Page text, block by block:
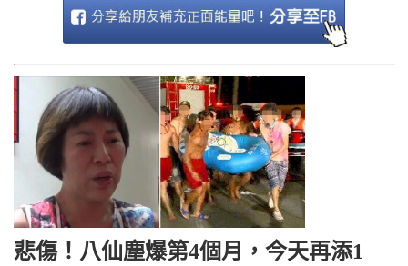
悲傷！八仙塵爆第4個月，今天再添1